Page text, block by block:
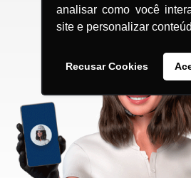
analisar como você
site e personalizar
Recusar Cookies